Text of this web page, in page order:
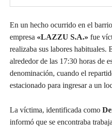
En un hecho ocurrido en el
empresa «LAZZU S.A.» fue
realizaba sus labores habituales.
alrededor de las 17:30 horas de
denominación, cuando el
estacionado para ingresar a un
La víctima, identificada como
informó que se encontraba